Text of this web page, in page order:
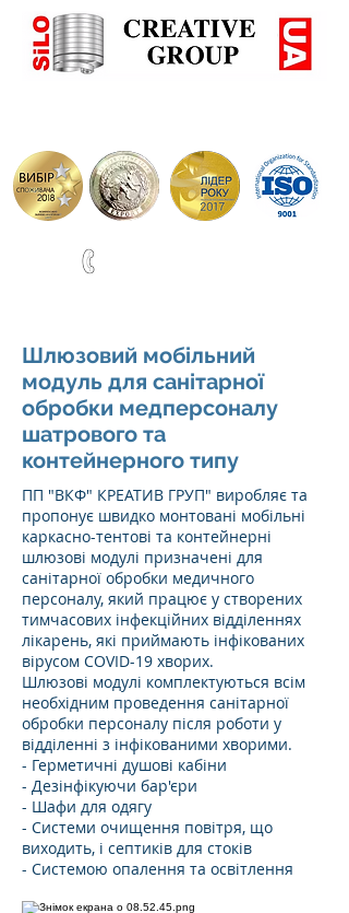
Шлюзовий мобільний
модуль для санітарної
обробки медперсоналу
шатрового та
контейнерного типу
ПП "ВКФ" КРЕАТИВ ГРУП" виробляє та
пропонує швидко монтовані мобільні
каркасно-тентові та контейнерні
шлюзові модулі призначені для
санітарної обробки медичного
персоналу, який працює у створених
тимчасових інфекційних відділеннях
лікарень, які приймають інфікованих
вірусом СOVID-19 хворих.
Шлюзові модулі комплектуються всім
необхідним проведення санітарної
обробки персоналу після роботи у
відділенні з інфікованими хворими.
- Герметичні душові кабіни
- Дезінфікуючи бар'єри
- Шафи для одягу
- Системи очищення повітря, що
виходить, і септиків для стоків
- Системою опалення та освітлення